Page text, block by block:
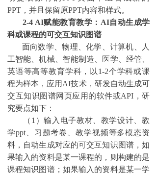
PPT，并且保留原PPT内容和样式。
2-4 AI赋能教育教学：AI自动生成学
科或课程的可交互知识图谱
面向数学、物理、化学、计算机、人
工智能、机械、智能制造、医学、经管、
英语等高等教育学科，以 1-2个学科或课
程为样本，应用AI技术，研发自动生成可
交互知识图谱网页应用的软件或API，研
究要点如下：
（ 1）输入电子教材、教学设计、教
学ppt、习题考卷、教学视频等多模态资
料，自动生成对应的可交互知识图谱，如
果输入的资料是某一课程的，则构建的是
课程知识图谱；如果输入的资料是某一学